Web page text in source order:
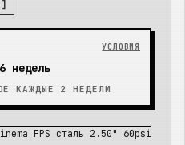
]
УСЛОВИЯ
недель
КАЖДЫЕ 2 НЕДЕЛИ
FPS сталь 2.50" 60psi